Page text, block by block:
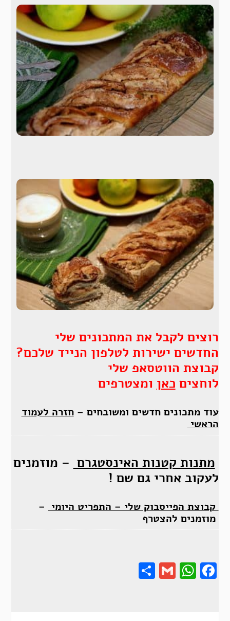
רוצים לקבל את המתכונים שלי
החדשים ישירות לטלפון הנייד שלכם?
קבוצת הווטסאפ שלי
לוחצים כאן ומצטרפים
עוד מתכונים חדשים ומשובחים –חזרה לעמוד
הראשי
מתנות קטנות האינסטגרם – מוזמנים
לעקוב אחרי גם שם !
קבוצת הפייסבוק שלי – התפריט היומי –
מוזמנים להצטרף
Gmail
Share